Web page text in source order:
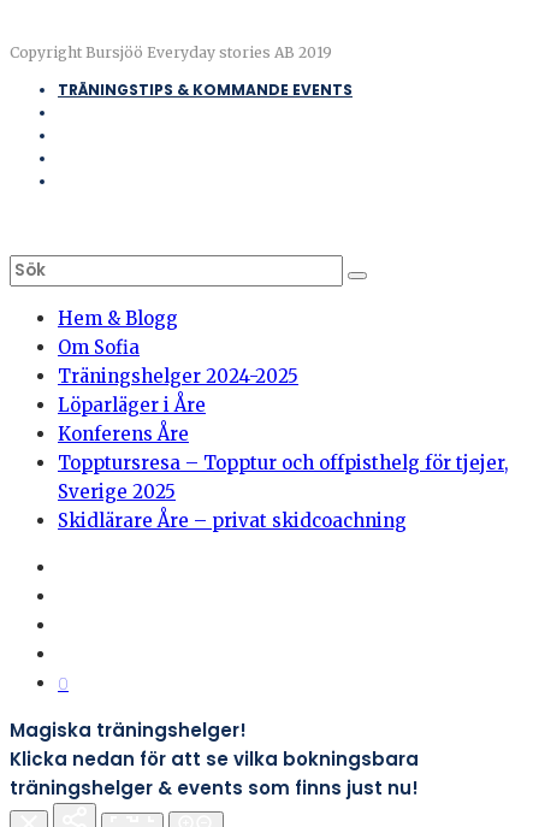
Copyright Bursjöö Everyday stories AB 2019
TRÄNINGSTIPS & KOMMANDE EVENTS
Hem & Blogg
Om Sofia
Träningshelger 2024-2025
Löparläger i Åre
Konferens Åre
Topptursresa – Topptur och offpisthelg för tjejer,
Sverige 2025
Skidlärare Åre – privat skidcoachning
0
Magiska träningshelger!
Klicka nedan för att se vilka bokningsbara
träningshelger & events som finns just nu!